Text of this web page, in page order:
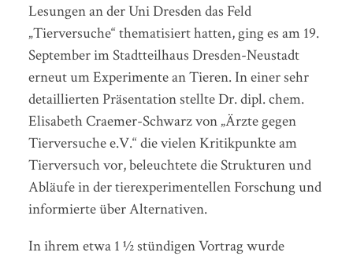
Lesungen an der Uni Dresden das Feld
„Tierversuche“ thematisiert hatten, ging es am 19.
September im Stadtteilhaus Dresden-Neustadt
erneut um Experimente an Tieren. In einer sehr
detaillierten Präsentation stellte Dr. dipl. chem.
Elisabeth Craemer-Schwarz von „Ärzte gegen
Tierversuche e.V.“ die vielen Kritikpunkte am
Tierversuch vor, beleuchtete die Strukturen und
Abläufe in der tierexperimentellen Forschung und
informierte über Alternativen.
In ihrem etwa 1 ½ stündigen Vortrag wurde